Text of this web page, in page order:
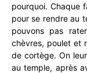
pourquoi. Chaque
pour se rendre au
pouvons pas
chèvres, poulet et
de cortège. On
au temple, après